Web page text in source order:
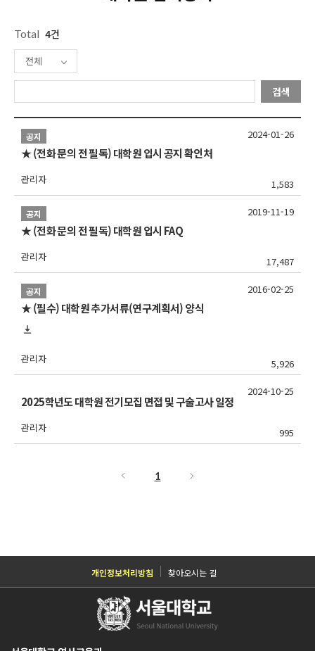
Total 4건
전체
검색
공지
★ (전화 문의 전 필독) 대학원 입시 공지 확인처
관리자 1,583
2024-01-26
공지
★ (전화 문의 전 필독) 대학원 입시 FAQ
관리자 17,487
2019-11-19
공지
★ (필수) 대학원 추가서류(연구계획서) 양식
관리자 5,926
2016-02-25
2025학년도 대학원 전기모집 면접 및 구술고사 일정
관리자 995
2024-10-25
1
개인정보처리방침 찾아오시는 길